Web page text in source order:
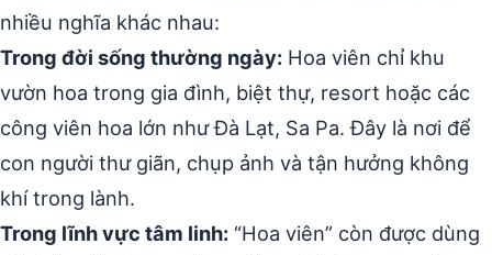
nhiều nghĩa khác nhau:
Trong đời sống thường ngày: Hoa viên chỉ khu
vườn hoa trong gia đình, biệt thự, resort hoặc các
công viên hoa lớn như Đà Lạt, Sa Pa. Đây là nơi để
con người thư giãn, chụp ảnh và tận hưởng không
khí trong lành.
Trong lĩnh vực tâm linh: “Hoa viên” còn được dùng